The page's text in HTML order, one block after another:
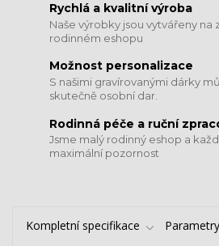
Rychlá a kvalitní výroba
Naše výrobky jsou vytvářeny na
rodinném eshopu
Možnost personalizace
S našimi gravírovanými dárky
skutečně osobní dar.
​​​​​​​Rodinná péče a ruční
Jsme malý rodinný eshop a
maximální pozornost
Kompletní specifikace
Parametry